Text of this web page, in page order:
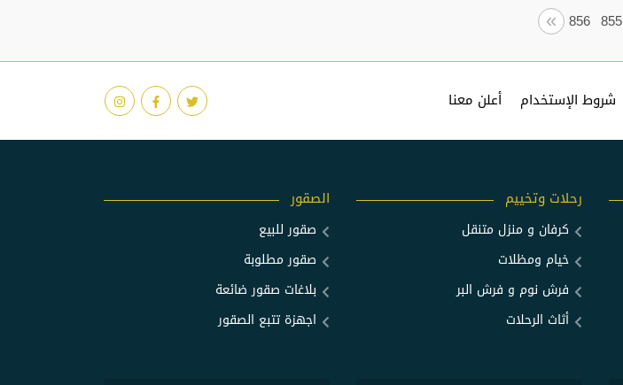
855
856
»
Next
شروط الإستخدام أعلن معنا
رحلات وتخييم
كرفان و منزل متنقل
خيام ومظلات
فرش نوم و فرش البر
أثاث الرحلات
الصقور
صقور للبيع
صقور مطلوبة
بلاغات صقور ضائعة
اجهزة تتبع الصقور